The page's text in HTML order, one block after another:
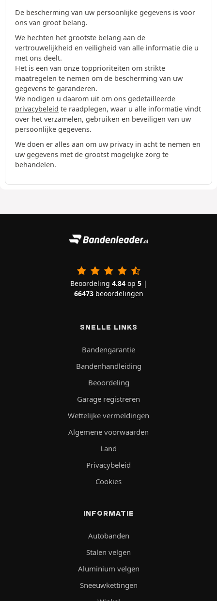
De bescherming van uw persoonlijke gegevens is voor
ons van groot belang.
We hechten het grootste belang aan de
vertrouwelijkheid en veiligheid van alle informatie die u
met ons deelt.
Het is een van onze topprioriteiten om strikte
maatregelen te nemen om de bescherming van uw
gegevens te garanderen.
We nodigen u daarom uit om ons gedetailleerde
privacybeleid te raadplegen, waar u alle informatie vindt
over het verzamelen, gebruiken en beveiligen van uw
persoonlijke gegevens.
We doen er alles aan om uw privacy in acht te nemen en
uw gegevens met de grootst mogelijke zorg te
behandelen.
Beoordeling 4.84op 5|
66473beoordelingen
SNELLE LINKS
Bandengarantie
Bandenhandleiding
Beoordeling
Garage registreren
Wettelijke vermeldingen
Algemene voorwaarden
Land
Privacybeleid
Cookies
INFORMATIE
Autobanden
Stalen velgen
Aluminium velgen
Sneeuwkettingen